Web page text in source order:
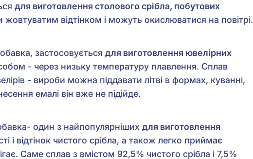
для виготовлення столового срібла, побутових
жовтуватим відтінком і можуть окислюватися на повітрі.
застосовується для виготовлення ювелірних
- через низьку температуру плавлення. Сплав
- вироби можна піддавати літві в формах, куванні,
емалі він вже не підійде.
один з найпопулярніших для виготовлення
і відтінок чистого срібла, а також легко приймає
Саме сплав з вмістом 92,5% чистого срібла і 7,5%